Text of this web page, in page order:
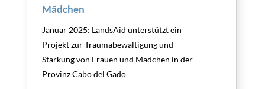
Mädchen
Januar 2025: LandsAid unterstützt ein
Projekt zur Traumabewältigung und
Stärkung von Frauen und Mädchen in der
Provinz Cabo del Gado